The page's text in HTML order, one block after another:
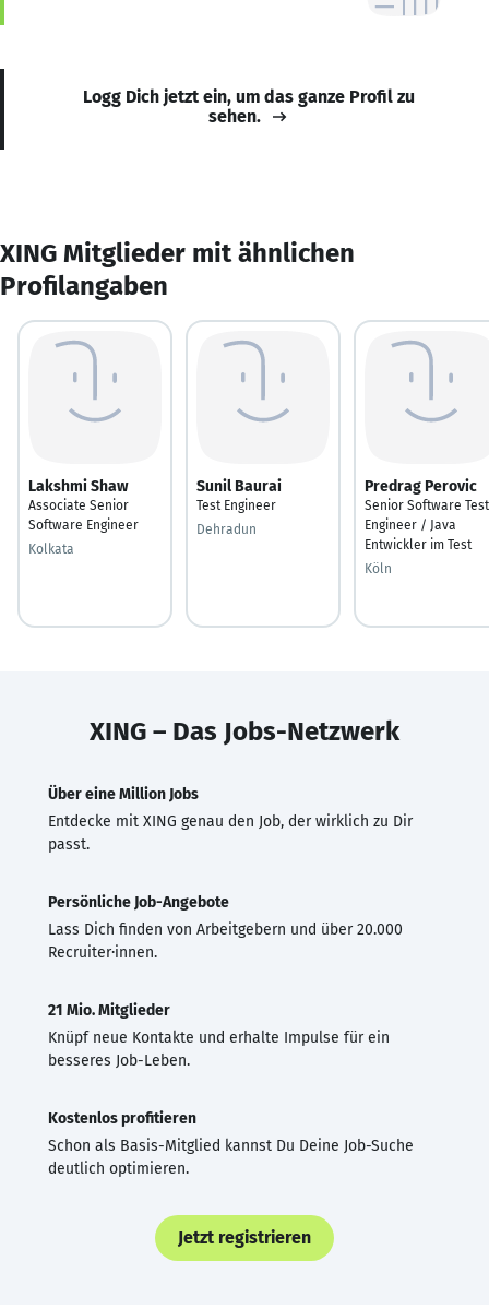
Logg Dich jetzt ein, um das ganze Profil zu
sehen.
XING Mitglieder mit ähnlichen
Profilangaben
Lakshmi Shaw
Associate Senior
Software Engineer
Kolkata
Sunil Baurai
Test Engineer
Dehradun
Predrag Perovic
Senior Software Test
Engineer / Java
Entwickler im Test
Köln
XING – Das Jobs-Netzwerk
Über eine Million Jobs
Entdecke mit XING genau den Job, der wirklich zu Dir
passt.
Persönliche Job-Angebote
Lass Dich finden von Arbeitgebern und über 20.000
Recruiter·innen.
21 Mio. Mitglieder
Knüpf neue Kontakte und erhalte Impulse für ein
besseres Job-Leben.
Kostenlos profitieren
Schon als Basis-Mitglied kannst Du Deine Job-Suche
deutlich optimieren.
Jetzt registrieren